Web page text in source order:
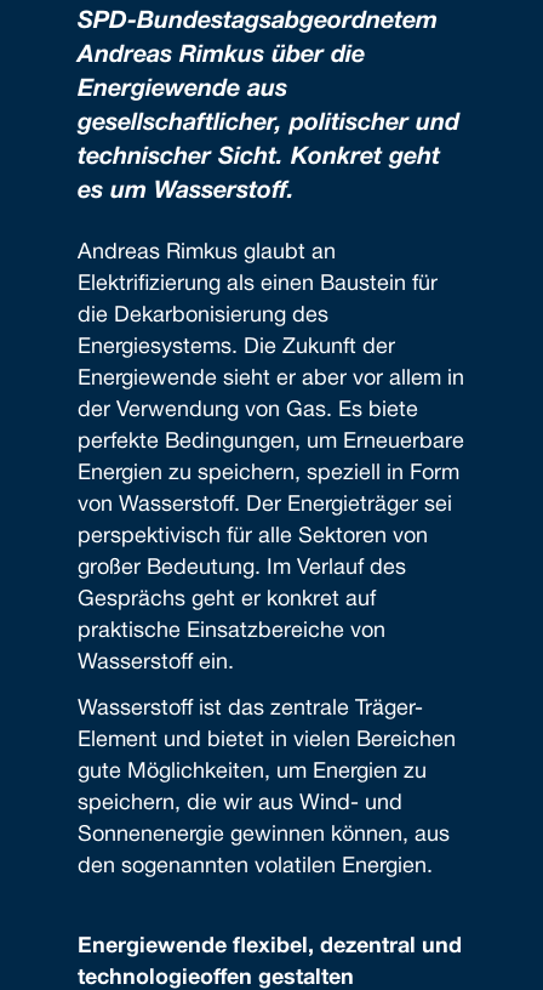
SPD-Bundestagsabgeordnetem
Andreas Rimkus über die
Energiewende aus
gesellschaftlicher, politischer und
technischer Sicht. Konkret geht
es um Wasserstoff.
Andreas Rimkus glaubt an
Elektrifizierung als einen Baustein für
die Dekarbonisierung des
Energiesystems. Die Zukunft der
Energiewende sieht er aber vor allem in
der Verwendung von Gas. Es biete
perfekte Bedingungen, um Erneuerbare
Energien zu speichern, speziell in Form
von Wasserstoff. Der Energieträger sei
perspektivisch für alle Sektoren von
großer Bedeutung. Im Verlauf des
Gesprächs geht er konkret auf
praktische Einsatzbereiche von
Wasserstoff ein.
Wasserstoff ist das zentrale Träger-
Element und bietet in vielen Bereichen
gute Möglichkeiten, um Energien zu
speichern, die wir aus Wind- und
Sonnenenergie gewinnen können, aus
den sogenannten volatilen Energien.
Energiewende flexibel, dezentral und
technologieoffen gestalten